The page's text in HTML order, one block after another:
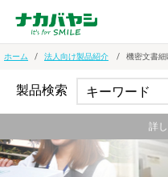
ホーム 法人向け製品紹介 機密文書細
製品検索
詳